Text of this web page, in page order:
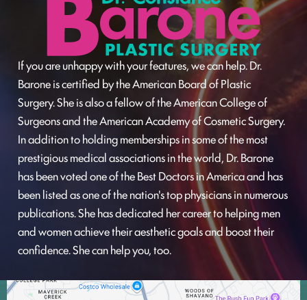
If you are unhappy with your features, we can help. Dr.
Barone is certified by the American Board of Plastic
Surgery. She is also a fellow of the American College of
Surgeons and the American Academy of Cosmetic Surgery.
In addition to holding memberships in some of the most
prestigious medical associations in the world, Dr. Barone
has been voted one of the Best Doctors in America and has
been listed as one of the nation's top physicians in numerous
publications. She has dedicated her career to helping men
and women achieve their aesthetic goals and boost their
confidence. She can help you, too.